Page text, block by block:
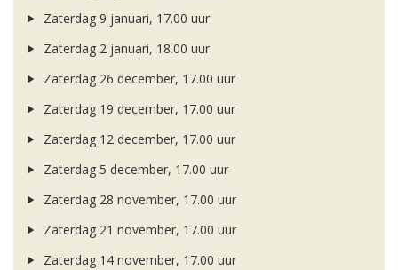
Zaterdag 9 januari, 17.00 uur
Zaterdag 2 januari, 18.00 uur
Zaterdag 26 december, 17.00 uur
Zaterdag 19 december, 17.00 uur
Zaterdag 12 december, 17.00 uur
Zaterdag 5 december, 17.00 uur
Zaterdag 28 november, 17.00 uur
Zaterdag 21 november, 17.00 uur
Zaterdag 14 november, 17.00 uur